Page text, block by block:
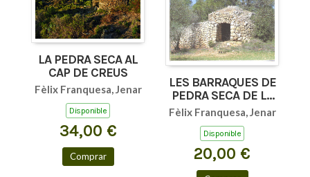
LA PEDRA SECA AL
CAP DE CREUS
Fèlix Franquesa, Jenar
Disponible
34,00 €
Comprar
LES BARRAQUES DE
PEDRA SECA DE LA
GARRIGA
D'EMPORDÀ
Fèlix Franquesa, Jenar
Disponible
20,00 €